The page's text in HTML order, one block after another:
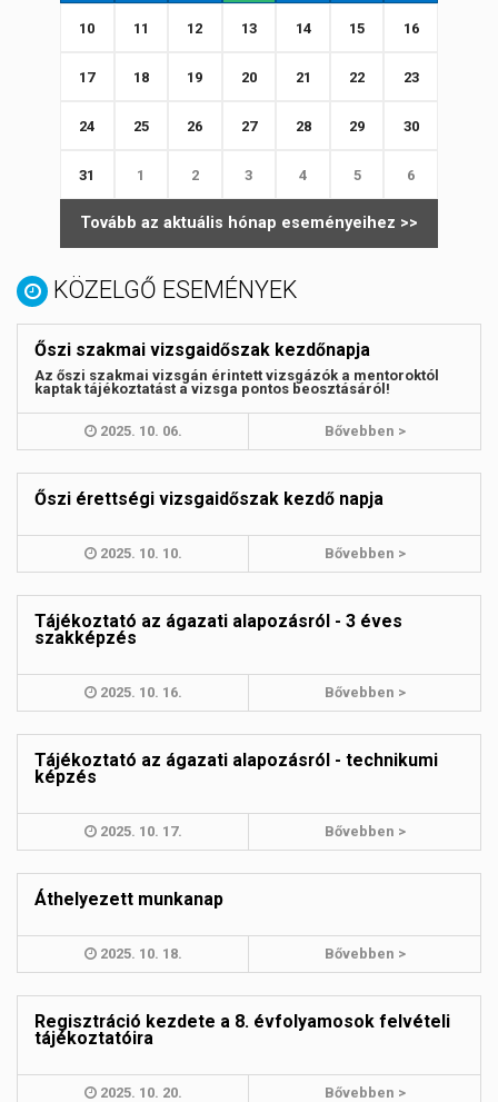
10 11 12 13 14 15 16
17 18 19 20 21 22 23
24 25 26 27 28 29 30
31 1 2 3 4 5 6
Tovább az aktuális hónap eseményeihez >>
KÖZELGŐ ESEMÉNYEK
Őszi szakmai vizsgaidőszak kezdőnapja
Az őszi szakmai vizsgán érintett vizsgázók a mentoroktól
kaptak tájékoztatást a vizsga pontos beosztásáról!
2025. 10. 06. Bővebben >
Őszi érettségi vizsgaidőszak kezdő napja
2025. 10. 10. Bővebben >
Tájékoztató az ágazati alapozásról - 3 éves
szakképzés
2025. 10. 16. Bővebben >
Tájékoztató az ágazati alapozásról - technikumi
képzés
2025. 10. 17. Bővebben >
Áthelyezett munkanap
2025. 10. 18. Bővebben >
Regisztráció kezdete a 8. évfolyamosok felvételi
tájékoztatóira
2025. 10. 20. Bővebben >